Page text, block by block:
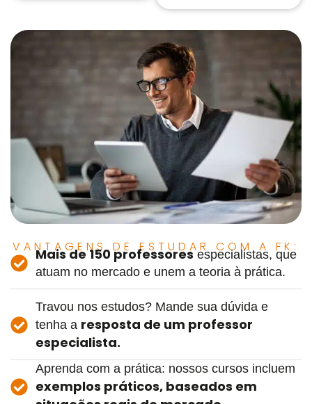
VANTAGENS DE ESTUDAR COM A FK:
Mais de 150 professoresespecialistas, que
atuam no mercado e unem a teoria à prática.
Travou nos estudos? Mande sua dúvida e
tenha a resposta de um professor
especialista.
Aprenda com a prática: nossos cursos incluem
exemplos práticos, baseados em